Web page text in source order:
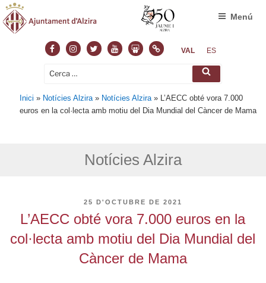
FacebookInstagram
TwitterYoutubeSlideshare
NormasVAL ES
Cerca: Cerca
Menú
Inici » Notícies Alzira » Notícies Alzira » L’AECC obté vora 7.000
euros en la col·lecta amb motiu del Dia Mundial del Càncer de Mama
Notícies Alzira
PUBLICAT
25 D'OCTUBRE DE 2021
L’AECC obté vora 7.000 euros en la
col·lecta amb motiu del Dia Mundial del
Càncer de Mama